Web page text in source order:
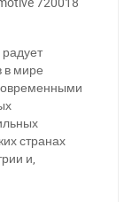
в мире
странах
и,